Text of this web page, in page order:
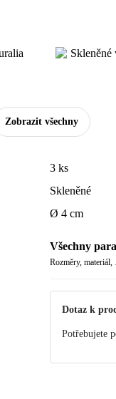
Zobrazit všechny
3 ks
Skleněné
Ø 4 cm
Všechny
Rozměry, materiál,
Dotaz k
Potřebujete